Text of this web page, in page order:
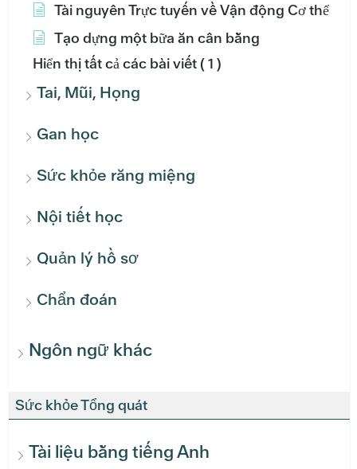
Tài nguyên Trực tuyến về Vận động Cơ thể
Tạo dựng một bữa ăn cân bằng
Hiển thị tất cả các bài viết( 1 )
Tai, Mũi, Họng
Gan học
Sức khỏe răng miệng
Nội tiết học
Quản lý hồ sơ
Chẩn đoán
Ngôn ngữ khác
Sức khỏe Tổng quát
Tài liệu bằng tiếng Anh